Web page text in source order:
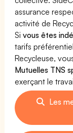
assurance
activité de
Sivous êtes
tarifs
Recycleuse,
Mutuelles TNS
exerçant le
Les